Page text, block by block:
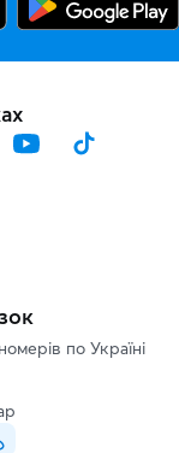
по Україні